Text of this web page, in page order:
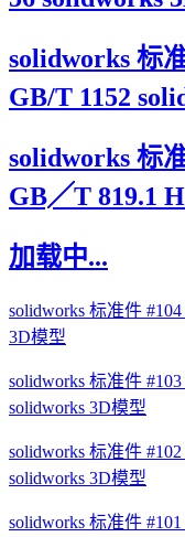
solidworks 标
GB/T 1152
solidworks 标
GB╱T 819.1
加载中...
solidworks 标准件
3D模型
solidworks 标准件
solidworks 3D模型
solidworks 标准件
solidworks 3D模型
solidworks 标准件